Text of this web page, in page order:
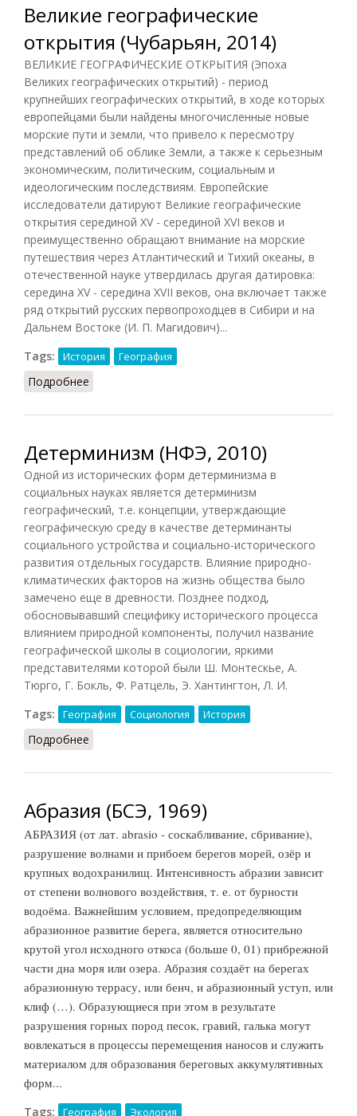
Великие географические
открытия (Чубарьян, 2014)
ВЕЛИКИЕ ГЕОГРАФИЧЕСКИЕ ОТКРЫТИЯ (Эпоха
Великих географических открытий) - период
крупнейших географических открытий, в ходе которых
европейцами были найдены многочисленные новые
морские пути и земли, что привело к пересмотру
представлений об облике Земли, а также к серьезным
экономическим, политическим, социальным и
идеологическим последствиям. Европейские
исследователи датируют Великие географические
открытия серединой XV - серединой XVI веков и
преимущественно обращают внимание на морские
путешествия через Атлантический и Тихий океаны, в
отечественной науке утвердилась другая датировка:
середина XV - середина XVII веков, она включает также
ряд открытий русских первопроходцев в Сибири и на
Дальнем Востоке (И. П. Магидович)...
Tags:
История География
Подробнее
Детерминизм (НФЭ, 2010)
Одной из исторических форм детерминизма в
социальных науках является детерминизм
географический, т.е. концепции, утверждающие
географическую среду в качестве детерминанты
социального устройства и социально-исторического
развития отдельных государств. Влияние природно-
климатических факторов на жизнь общества было
замечено еще в древности. Позднее подход,
обосновывавший специфику исторического процесса
влиянием природной компоненты, получил название
географической школы в социологии, яркими
представителями которой были Ш. Монтескье, А.
Тюрго, Г. Бокль, Ф. Ратцель, Э. Хантингтон, Л. И.
Tags:
География Социология История
Подробнее
Абразия (БСЭ, 1969)
АБРАЗИЯ (от лат. abrasio - соскабливание, сбривание),
разрушение волнами и прибоем берегов морей, озёр и
крупных водохранилищ. Интенсивность абразии зависит
от степени волнового воздействия, т. е. от бурности
водоёма. Важнейшим условием, предопределяющим
абразионное развитие берега, является относительно
крутой угол исходного откоса (больше 0, 01) прибрежной
части дна моря или озера. Абразия создаёт на берегах
абразионную террасу, или бенч, и абразионный уступ, или
клиф (…). Образующиеся при этом в результате
разрушения горных пород песок, гравий, галька могут
вовлекаться в процессы перемещения наносов и служить
материалом для образования береговых аккумулятивных
форм...
Tags: География Экология